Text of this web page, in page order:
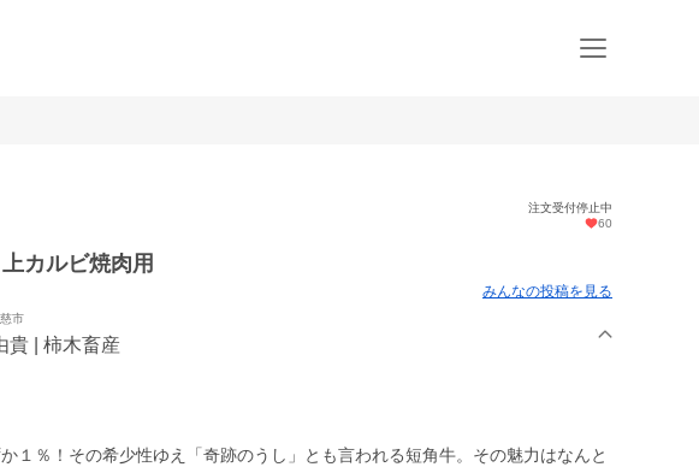
注文受付停止中
60
カルビ焼肉用
みんなの投稿を見る
市
貴 | 柿木畜産
１％！その希少性ゆえ「奇跡のうし」とも言われる短角牛。その魅力はなんと